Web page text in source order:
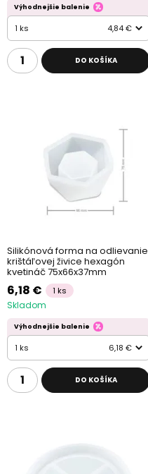
Výhodnejšie balenie
1 ks 4,84 €
DO KOŠÍKA
Silikónová forma na odlievanie
krištáľovej živice hexagón
kvetináč 75x66x37mm
6,18 € 1 ks
Skladom
Výhodnejšie balenie
1 ks 6,18 €
DO KOŠÍKA